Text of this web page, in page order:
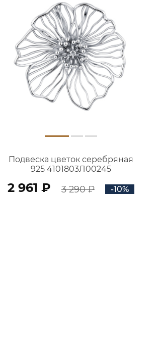
Подвеска цветок серебряная
925 4101803Л00245
2 961 ₽ 3 290 ₽ -10%